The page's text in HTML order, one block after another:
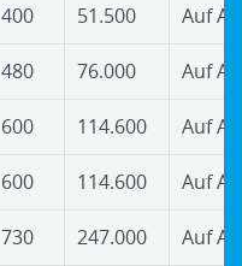
400 51.500 Auf
480 76.000 Auf
600 114.600 Auf
600 114.600 Auf
730 247.000 Auf